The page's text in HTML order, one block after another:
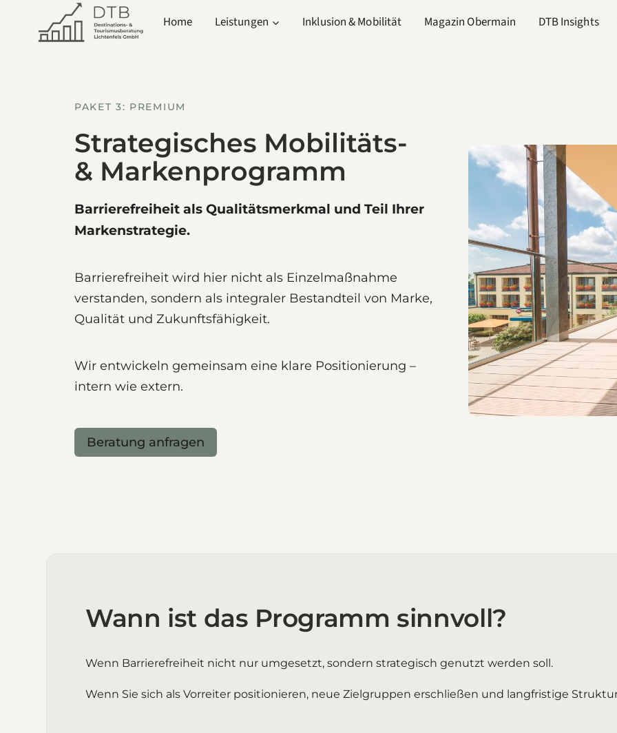
springen
Home Leistungen Inklusion & Mobilität Magazin Obermain DTB Insights
PAKET 3: PREMIUM
Strategisches Mobilitäts-
& Markenprogramm
Barrierefreiheit als Qualitätsmerkmal und Teil Ihrer
Markenstrategie.
Barrierefreiheit wird hier nicht als Einzelmaßnahme
verstanden, sondern als integraler Bestandteil von Marke,
Qualität und Zukunftsfähigkeit.
Wir entwickeln gemeinsam eine klare Positionierung –
intern wie extern.
Beratung anfragen
Wann ist das Programm sinnvoll?
Wenn Barrierefreiheit nicht nur umgesetzt, sondern strategisch genutzt werden soll.
Wenn Sie sich als Vorreiter positionieren, neue Zielgruppen erschließen und langfristige